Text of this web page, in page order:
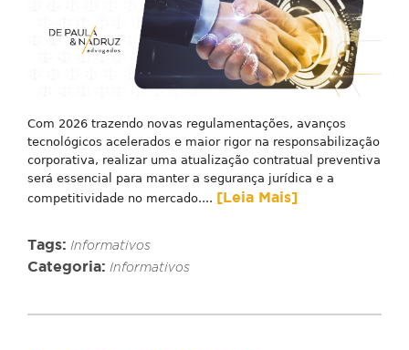
Com 2026 trazendo novas regulamentações, avanços
tecnológicos acelerados e maior rigor na responsabilização
corporativa, realizar uma atualização contratual preventiva
será essencial para manter a segurança jurídica e a
competitividade no mercado.... [Leia Mais]
Tags: Informativos
Categoria: Informativos